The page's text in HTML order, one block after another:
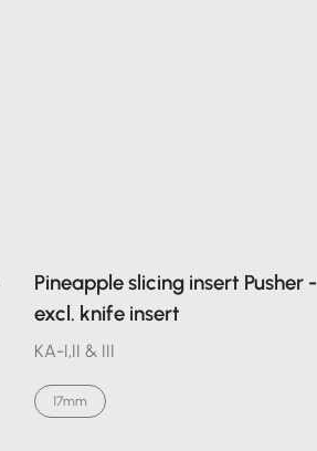
Pineapple slicing insert Pusher -
excl. knife insert
KA-I,II & III
17mm